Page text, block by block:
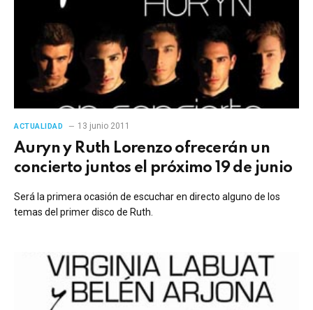
ACTUALIDAD 13 junio 2011
Auryn y Ruth Lorenzo ofrecerán un
concierto juntos el próximo 19 de junio
Será la primera ocasión de escuchar en directo alguno de los
temas del primer disco de Ruth.